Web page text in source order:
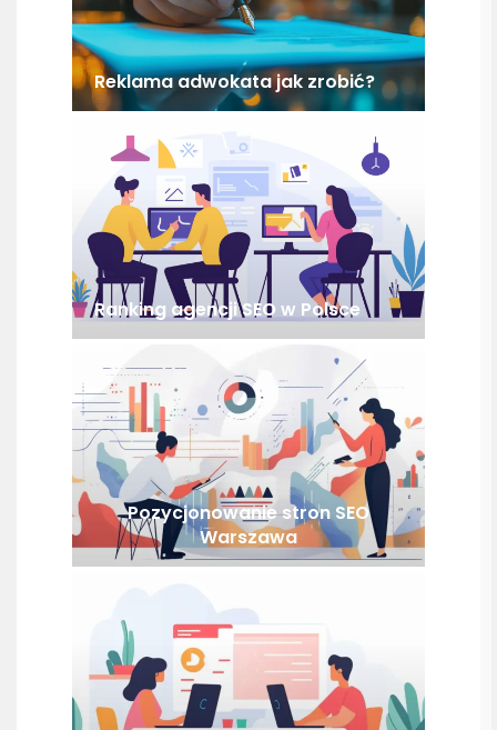
Reklama adwokata jak zrobić?
Ranking agencji SEO w Polsce
Pozycjonowanie stron SEO
Warszawa